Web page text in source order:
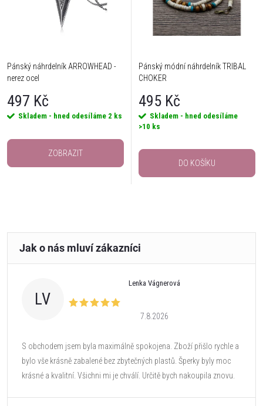
Pánský náhrdelník ARROWHEAD -
nerez ocel
497 Kč
Skladem - hned odesíláme 2 ks
ZOBRAZIT
Pánský módní náhrdelník TRIBAL
CHOKER
495 Kč
Skladem - hned odesíláme
>10 ks
DO KOŠÍKU
LV
Lenka Vágnerová
7.8.2026
S obchodem jsem byla maximálně spokojena. Zboží přišlo rychle a
bylo vše krásně zabalené bez zbytečných plastů. Šperky byly moc
krásné a kvalitní. Všichni mi je chválí. Určitě bych nakoupila znovu.